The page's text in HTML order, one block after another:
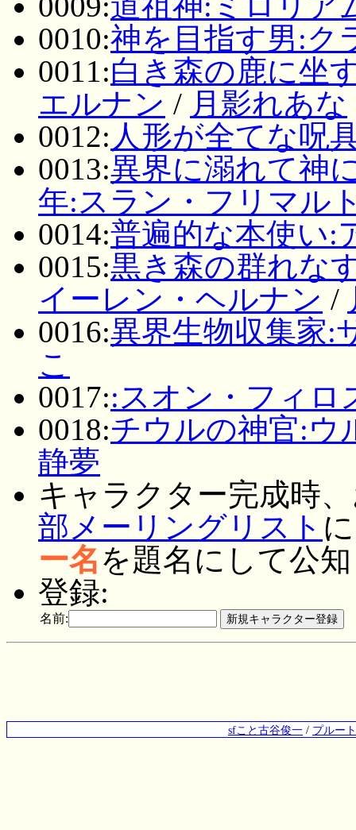
0010:神を目指す男:ク
0011:白き森の鹿に坐
エルナン / 月影れあな
0012: 人形が全てな呪
0013:異界に溺れて神
年:スラン・フリマル
0014:普遍的な本使い:
0015:黒き森の群れな
イーレン・ヘルナン /
0016:異界生物収集家:
こ
0017::スオン・フィロ
0018:チウルの神官:ウ
静夢
キャラクター完成時
部メーリングリスト に
ー名を題名にして公
登録:
名前:
sfこと古谷俊一 / プルー